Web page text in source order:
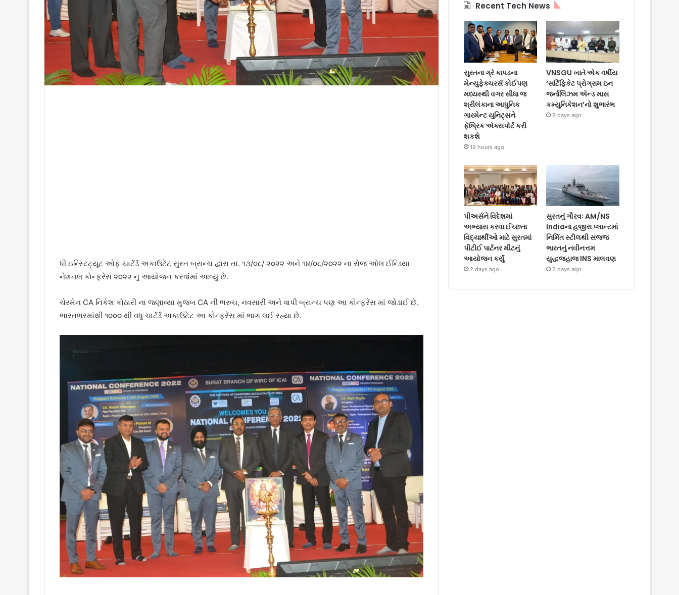
ધી ઇન્સ્ટિટ્યૂટ ઓફ ચાર્ટર્ડ અકાઉંટેંટ સુરત બ્રાન્ચ દ્વારા તા. ૧૩/૦૮/ ૨૦૨૨ અને ૧૪/૦૮/૨૦૨૨ ના રોજ ઓલ ઈન્ડિયા
નેશનલ કોન્ફરેંસ ૨૦૨૨ નું આયોજન કરવાંમાં આવ્યું છે.
ચેરમેન CA નિકેશ કોઠારી ના જણાવ્યા મુજબ CA ની ભરુચ, નવસારી અને વાપી બ્રાન્ચ પણ આ કોન્ફરેંસ માં જોડાઈ છે.
ભારતભરમાંથી ૧૦૦૦ થી વધુ ચાર્ટર્ડ અકાઉંટેંટ આ કોન્ફરેંસ માં ભાગ લઈ રહ્યા છે.
Recent Tech News
સુરતના ગ્રે કાપડના
મેન્યુફેક્ચરર્સ કોઈપણ
મધ્યસ્થી વગર સીધા જ
શ્રીલંકાના આધુનિક
ગારમેન્ટ યુનિટ્સને
ફેબ્રિક એક્સપોર્ટ કરી
શકશે
19 hours ago
VNSGU ખાતે એક વર્ષીય
‘સર્ટિફિકેટ પ્રોગ્રામ ઇન
જર્નાલિઝમ એન્ડ માસ
કમ્યુનિકેશન’નો શુભારંભ
2 days ago
પીઅર્સને વિદેશમાં
અભ્યાસ કરવા ઈચ્છતા
વિદ્યાર્થીઓ માટે સુરતમાં
પીટીઈ પાર્ટનર મીટનું
આયોજન કર્યું
2 days ago
સુરતનું ગૌરવઃ AM/NS
Indiaના હજીરા પ્લાન્ટમાં
નિર્મિત સ્ટીલથી સજ્જ
ભારતનું નવીનત્તમ
યુદ્ધજહાજ INS માલવણ
2 days ago